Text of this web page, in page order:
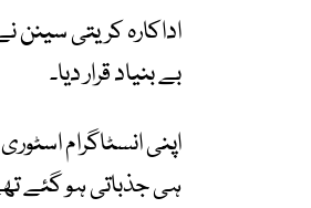
اداکارہ کریتی سینن
بے بنیاد قرار دیا۔
اپنی انسٹاگرام
ہی جذباتی ہو گئے